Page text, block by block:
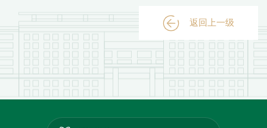
返回上一级